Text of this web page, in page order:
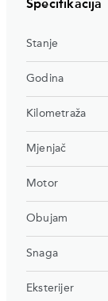
Specifikacija
Stanje
Godina
Kilometraža
Mjenjač
Motor
Obujam
Snaga
Eksterijer